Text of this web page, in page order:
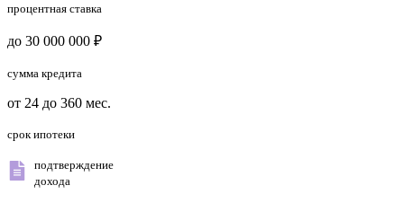
процентная ставка
до 30 000 000 ₽
сумма кредита
от 24 до 360 мес.
срок ипотеки
подтверждение
дохода